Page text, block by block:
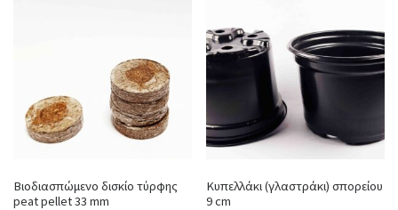
Βιοδιασπώμενο δισκίο τύρφης
peat pellet 33 mm
Κυπελλάκι (γλαστράκι) σπορείου
9 cm